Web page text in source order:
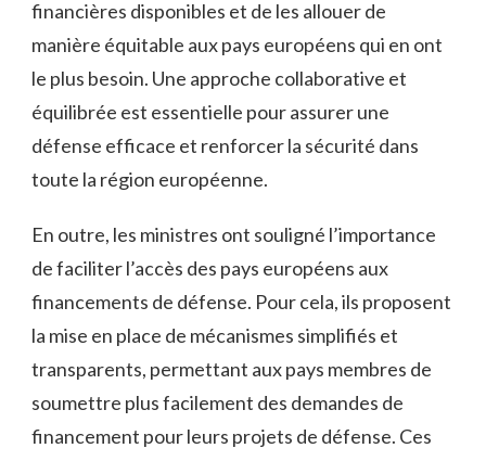
financières disponibles et de les allouer de
manière équitable⁢ aux ‌pays européens qui en ont
le plus besoin.‌ Une approche collaborative et
équilibrée est essentielle pour assurer‍ une
défense efficace et renforcer la sécurité dans
toute la région ⁤européenne.
En ‌outre, les ministres ont souligné l’importance
⁢de faciliter l’accès des pays européens aux
financements de défense. Pour cela, ils proposent​
la‍ mise en place de mécanismes simplifiés et
transparents, ⁣permettant aux pays⁣ membres de
‍soumettre plus facilement des demandes de⁢
financement pour leurs projets de défense. Ces